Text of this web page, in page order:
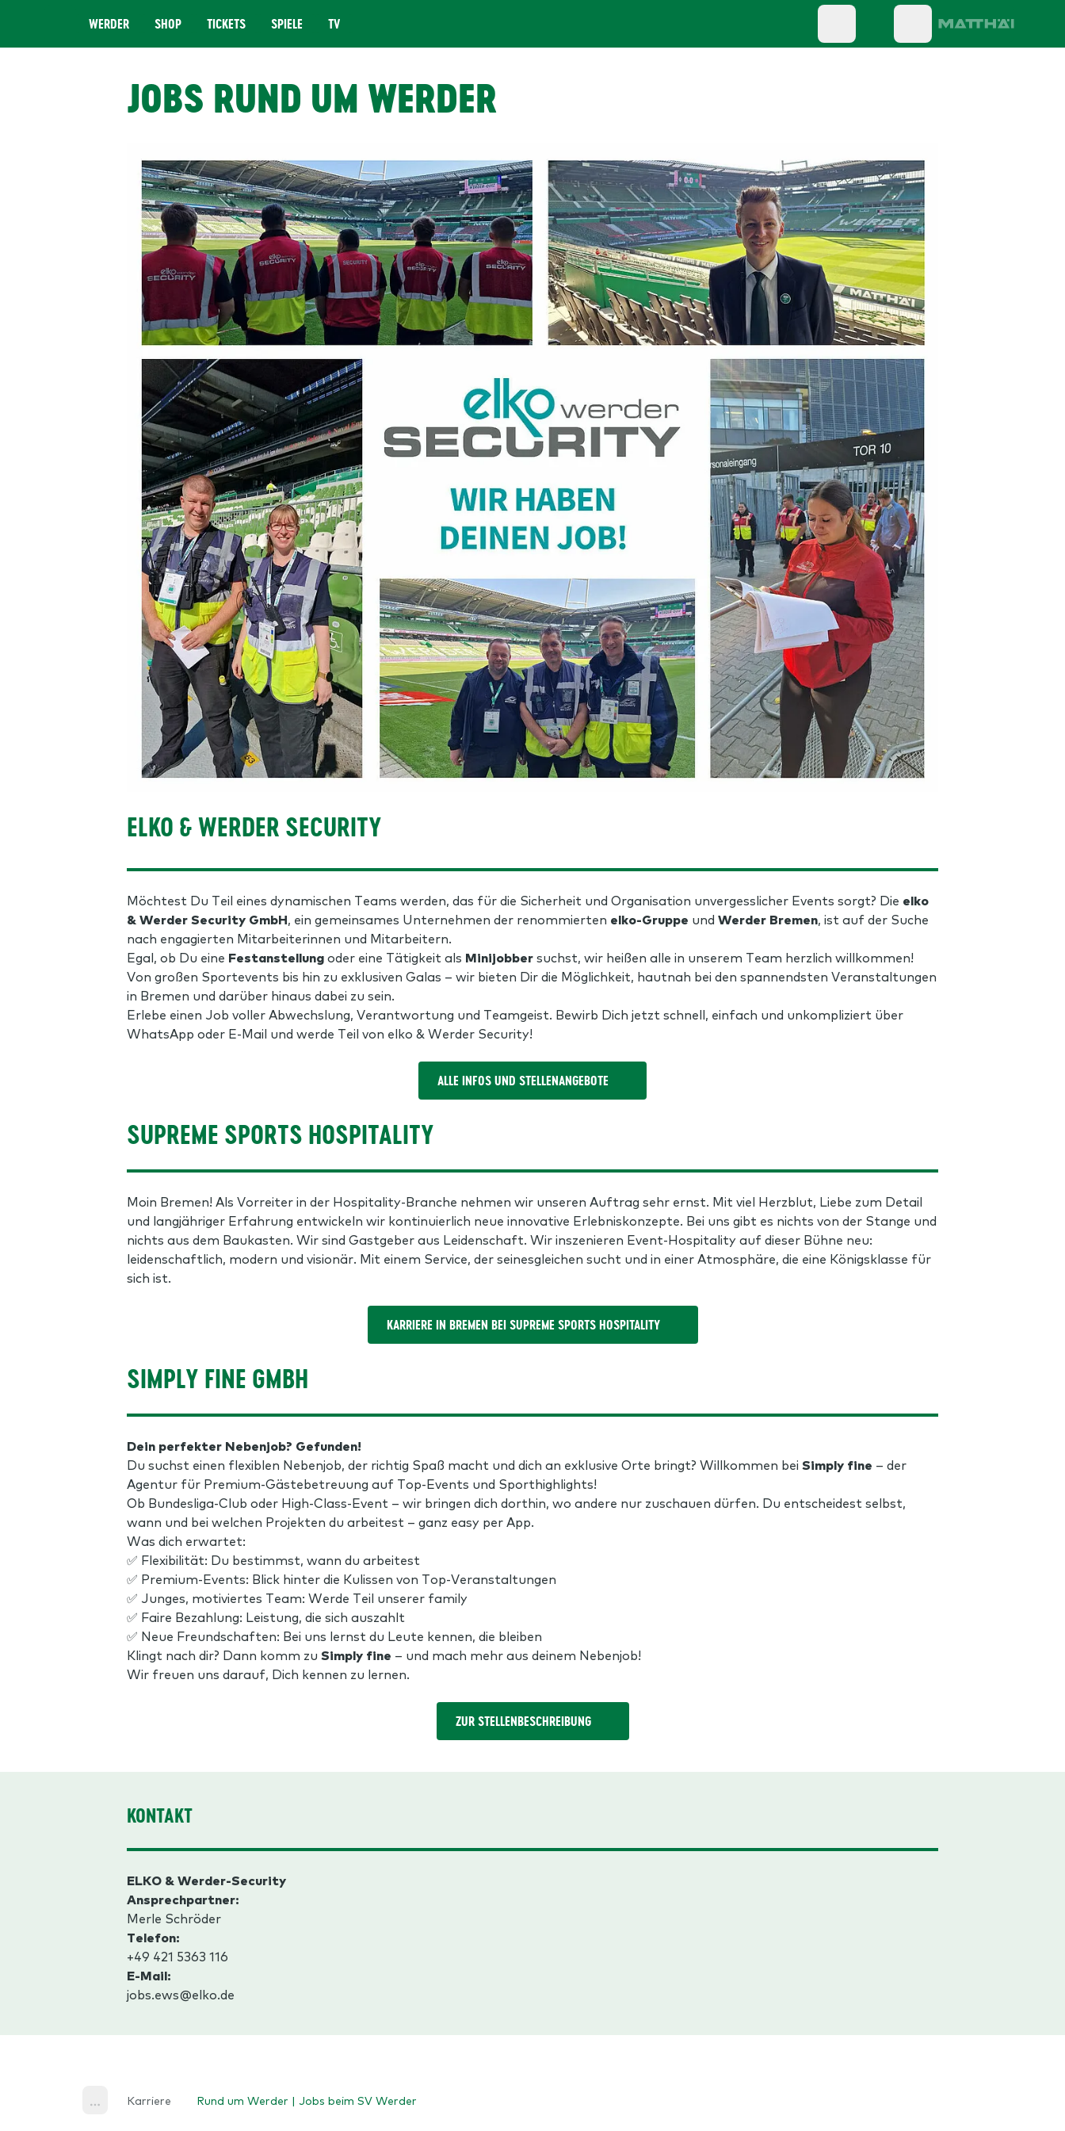
WERDER SHOP TICKETS SPIELE TV
JOBS RUND UM WERDER
ELKO & WERDER SECURITY
Möchtest Du Teil eines dynamischen Teams werden, das für die Sicherheit und Organisation unvergesslicher Events sorgt? Die elko
& Werder Security GmbH, ein gemeinsames Unternehmen der renommierten elko-Gruppe und Werder Bremen, ist auf der Suche
nach engagierten Mitarbeiterinnen und Mitarbeitern.
Egal, ob Du eine Festanstellungoder eine Tätigkeit als Minijobbersuchst, wir heißen alle in unserem Team herzlich willkommen!
Von großen Sportevents bis hin zu exklusiven Galas – wir bieten Dir die Möglichkeit, hautnah bei den spannendsten Veranstaltungen
in Bremen und darüber hinaus dabei zu sein.
Erlebe einen Job voller Abwechslung, Verantwortung und Teamgeist. Bewirb Dich jetzt schnell, einfach und unkompliziert über
WhatsApp oder E-Mail und werde Teil von elko & Werder Security!
ALLE INFOS UND STELLENANGEBOTE
SUPREME SPORTS HOSPITALITY
Moin Bremen! Als Vorreiter in der Hospitality-Branche nehmen wir unseren Auftrag sehr ernst. Mit viel Herzblut, Liebe zum Detail
und langjähriger Erfahrung entwickeln wir kontinuierlich neue innovative Erlebniskonzepte. Bei uns gibt es nichts von der Stange und
nichts aus dem Baukasten. Wir sind Gastgeber aus Leidenschaft. Wir inszenieren Event-Hospitality auf dieser Bühne neu:
leidenschaftlich, modern und visionär. Mit einem Service, der seinesgleichen sucht und in einer Atmosphäre, die eine Königsklasse für
sich ist.
KARRIERE IN BREMEN BEI SUPREME SPORTS HOSPITALITY
SIMPLY FINE GMBH
Dein perfekter Nebenjob? Gefunden!
Du suchst einen flexiblen Nebenjob, der richtig Spaß macht und dich an exklusive Orte bringt? Willkommen bei Simply fine – der
Agentur für Premium-Gästebetreuung auf Top-Events und Sporthighlights!
Ob Bundesliga-Club oder High-Class-Event – wir bringen dich dorthin, wo andere nur zuschauen dürfen. Du entscheidest selbst,
wann und bei welchen Projekten du arbeitest – ganz easy per App.
Was dich erwartet:
✅ Flexibilität: Du bestimmst, wann du arbeitest
✅ Premium-Events: Blick hinter die Kulissen von Top-Veranstaltungen
✅ Junges, motiviertes Team: Werde Teil unserer family
✅ Faire Bezahlung: Leistung, die sich auszahlt
✅ Neue Freundschaften: Bei uns lernst du Leute kennen, die bleiben
Klingt nach dir? Dann komm zu Simply fine – und mach mehr aus deinem Nebenjob!
Wir freuen uns darauf, Dich kennen zu lernen.
ZUR STELLENBESCHREIBUNG
KONTAKT
ELKO & Werder-Security
Ansprechpartner:
Merle Schröder
Telefon:
+49 421 5363 116
E-Mail:
jobs.ews@elko.de
Karriere Rund um Werder | Jobs beim SV Werder